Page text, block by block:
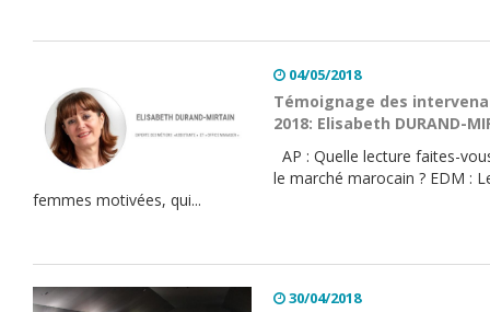
04/05/2018
Témoignage des
2018: Elisabeth DURAND-
AP : Quelle lecture faites-
le marché marocain ? EDM :
femmes motivées, qui...
30/04/2018